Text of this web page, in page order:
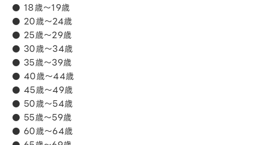
● 18歳～19歳
● 20歳～24歳
● 25歳～29歳
● 30歳～34歳
● 35歳～39歳
● 40歳～44歳
● 45歳～49歳
● 50歳～54歳
● 55歳～59歳
● 60歳～64歳